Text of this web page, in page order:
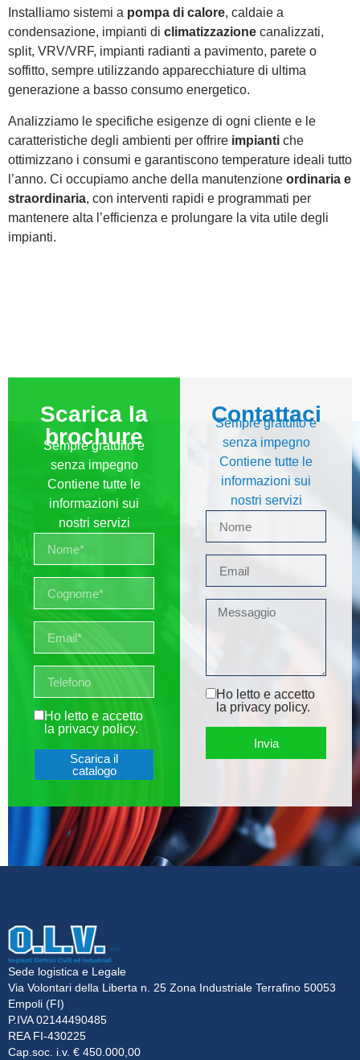
Installiamo sistemi a pompa di calore, caldaie a
condensazione, impianti di climatizzazione canalizzati,
split, VRV/VRF, impianti radianti a pavimento, parete o
soffitto, sempre utilizzando apparecchiature di ultima
generazione a basso consumo energetico.
Analizziamo le specifiche esigenze di ogni cliente e le
caratteristiche degli ambienti per offrire impianti che
ottimizzano i consumi e garantiscono temperature ideali tutto
l’anno. Ci occupiamo anche della manutenzione ordinaria e
straordinaria, con interventi rapidi e programmati per
mantenere alta l’efficienza e prolungare la vita utile degli
impianti.
Scarica la
brochure
Sempre gratuito e
senza impegno
Contiene tutte le
informazioni sui
nostri servizi
Ho letto e accetto
la privacy policy.
Scarica il
catalogo
Contattaci
Sempre gratuito e
senza impegno
Contiene tutte le
informazioni sui
nostri servizi
Ho letto e accetto
la privacy policy.
Invia
Sede logistica e Legale
Via Volontari della Liberta n. 25 Zona Industriale Terrafino 50053
Empoli (FI)
P.IVA 02144490485
REA FI-430225
Cap.soc. i.v. € 450.000,00